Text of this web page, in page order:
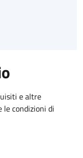
e altre
condizioni di